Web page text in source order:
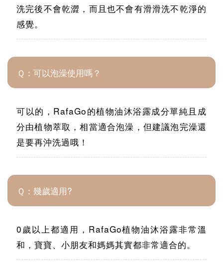
洗完後不會乾澀，而且也不會有滑滑洗不乾淨的
感覺。
Ｑ：可以泡澡使用嗎？
可以的，RafaGo的植物油沐浴露成分單純且成
分由植物萃取，相當適合泡澡，但建議泡完澡還
是要再沖洗過哦！
Ｑ：幾歲適用?
0歲以上都適用，RafaGo植物油沐浴露非常溫
和，寶寶、小朋友和媽媽其實都非常適合的。